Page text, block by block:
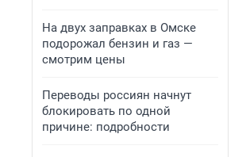
На двух заправках в Омске
подорожал бензин и газ —
смотрим цены
Переводы россиян начнут
блокировать по одной
причине: подробности